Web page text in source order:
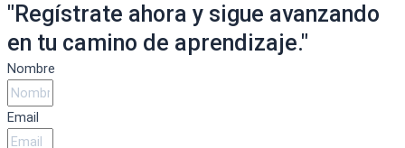
"Regístrate ahora y sigue avanzando
en tu camino de aprendizaje."
Nombre
Email